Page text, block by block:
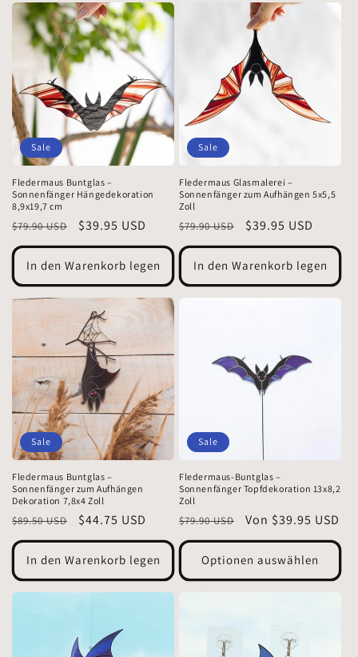
Sale
Fledermaus Buntglas –
Sonnenfänger Hängedekoration
8,9x19,7 cm
Normaler
Preis
$79.90 USD Verkaufspreis
$39.95 USD
In den Warenkorb legen
Sale
Fledermaus Glasmalerei –
Sonnenfänger zum Aufhängen 5x5,5
Zoll
Normaler
Preis
$79.90 USD Verkaufspreis
$39.95 USD
In den Warenkorb legen
Sale
Fledermaus Buntglas –
Sonnenfänger zum Aufhängen
Dekoration 7,8x4 Zoll
Normaler
Preis
$89.50 USD Verkaufspreis
$44.75 USD
In den Warenkorb legen
Sale
Fledermaus-Buntglas –
Sonnenfänger Topfdekoration 13x8,2
Zoll
Normaler
Preis
$79.90 USD Verkaufspreis
Von $39.95 USD
Optionen auswählen